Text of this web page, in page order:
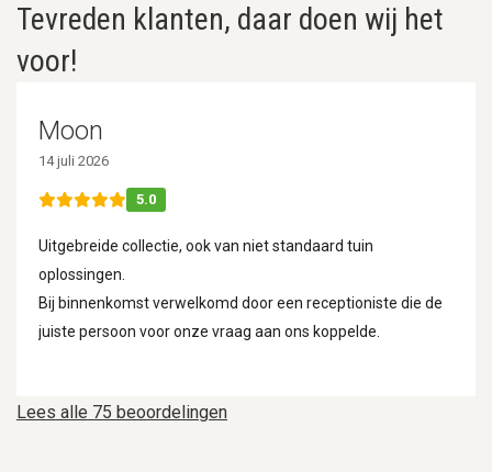
Tevreden klanten, daar doen wij het
voor!
Lees alle 75 beoordelingen
Moon
14 juli 2026
5.0
Uitgebreide collectie, ook van niet standaard tuin
oplossingen.
Bij binnenkomst verwelkomd door een receptioniste die de
juiste persoon voor onze vraag aan ons koppelde.